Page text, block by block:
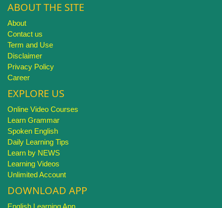
ABOUT THE SITE
About
Contact us
Term and Use
Disclaimer
Privacy Policy
Career
EXPLORE US
Online Video Courses
Learn Grammar
Spoken English
Daily Learning Tips
Learn by NEWS
Learning Videos
Unlimited Account
DOWNLOAD APP